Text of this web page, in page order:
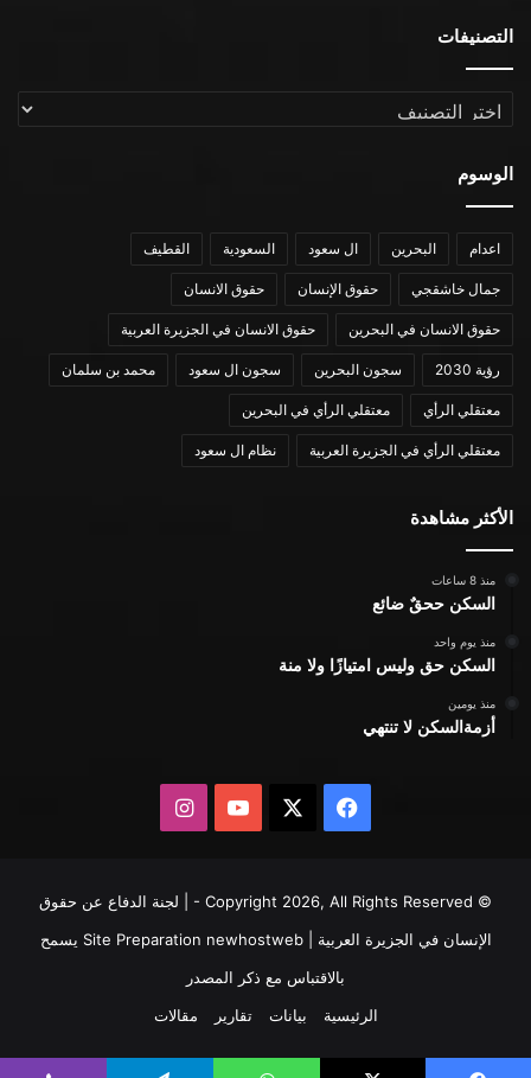
التصنيفات
التصنيفات
الوسوم
اعدام البحرين ال سعود السعودية القطيف
جمال خاشقجي حقوق الإنسان حقوق الانسان
حقوق الانسان في البحرين حقوق الانسان في الجزيرة العربية
رؤية 2030 سجون البحرين سجون ال سعود محمد بن سلمان
معتقلي الرأي معتقلي الرأي في البحرين
معتقلي الرأي في الجزيرة العربية نظام ال سعود
الأكثر مشاهدة
منذ 8 ساعات
السكن ححقٌ ضائع
منذ يوم واحد
السكن حق وليس امتيازًا ولا منة
منذ يومين
أزمةالسكن لا تنتهي
فيسبوك يوتيوبانستقرام
© Copyright 2026, All Rights Reserved - | لجنة الدفاع عن حقوق
الإنسان في الجزيرة العربية | Site Preparationnewhostweb
يسمح
بالاقتباس مع ذكر المصدر
الرئيسية
بيانات تقارير مقالات